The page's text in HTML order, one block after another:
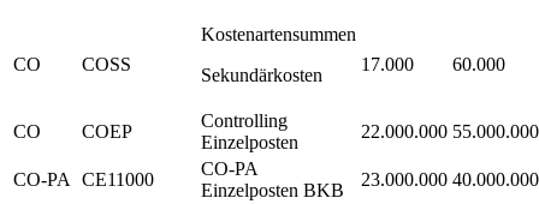
CO COSS
Kostenartensummen
Sekundärkosten
17.000 60.000
CO COEP
Controlling
Einzelposten
22.000.000 55.000.000
CO-PA CE11000
CO-PA
Einzelposten BKB
23.000.000 40.000.000